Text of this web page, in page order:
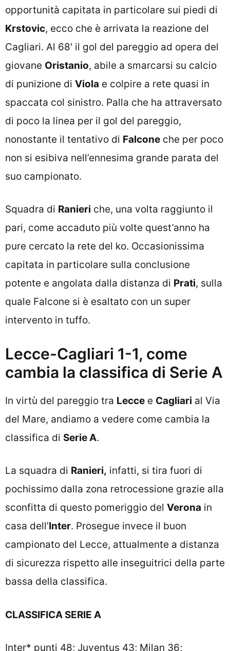
opportunità capitata in particolare sui piedi di
Krstovic, ecco che è arrivata la reazione del
Cagliari. Al 68′ il gol del pareggio ad opera del
giovane Oristanio, abile a smarcarsi su calcio
di punizione di Viola e colpire a rete quasi in
spaccata col sinistro. Palla che ha attraversato
di poco la linea per il gol del pareggio,
nonostante il tentativo di Falcone che per poco
non si esibiva nell’ennesima grande parata del
suo campionato.
Squadra di Ranieri che, una volta raggiunto il
pari, come accaduto più volte quest’anno ha
pure cercato la rete del ko. Occasionissima
capitata in particolare sulla conclusione
potente e angolata dalla distanza di Prati, sulla
quale Falcone si è esaltato con un super
intervento in tuffo.
Lecce-Cagliari 1-1, come
cambia la classifica di Serie A
In virtù del pareggio tra Lecce e Cagliari al Via
del Mare, andiamo a vedere come cambia la
classifica di Serie A.
La squadra di Ranieri, infatti, si tira fuori di
pochissimo dalla zona retrocessione grazie alla
sconfitta di questo pomeriggio del Verona in
casa dell’Inter. Prosegue invece il buon
campionato del Lecce, attualmente a distanza
di sicurezza rispetto alle inseguitrici della parte
bassa della classifica.
CLASSIFICA SERIE A
Inter* punti 48; Juventus 43; Milan 36;